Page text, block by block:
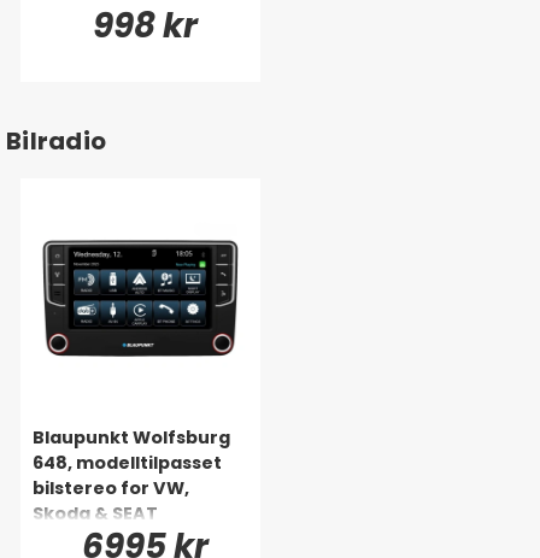
998 kr
Bilradio
Blaupunkt Wolfsburg
648, modelltilpasset
bilstereo for VW,
Skoda & SEAT
6995 kr